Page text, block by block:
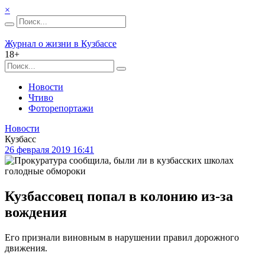
×
Журнал о жизни в Кузбассе
18+
Новости
Чтиво
Фоторепортажи
Новости
Кузбасс
26 февраля 2019 16:41
Кузбассовец попал в колонию из-за
вождения
Его признали виновным в нарушении правил дорожного
движения.